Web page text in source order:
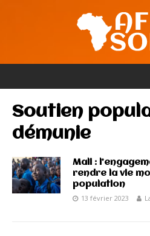
Soutien
démunie
Mali :
rendre la vie
population
13 février 2023